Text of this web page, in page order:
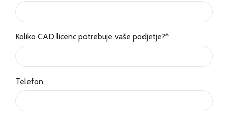
Koliko CAD licenc potrebuje vaše podjetje?*
Telefon